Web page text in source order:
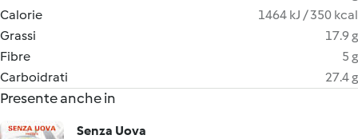
Calorie
1464 kJ / 350 kcal
Grassi
17.9 g
Fibre
5 g
Carboidrati
27.4 g
Presente anche in
Senza Uova